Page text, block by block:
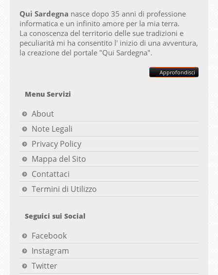
Qui Sardegna nasce dopo 35 anni di professione
informatica e un infinito amore per la mia terra.
La conoscenza del territorio delle sue tradizioni e
peculiarità mi ha consentito l' inizio di una avventura,
la creazione del portale "Qui Sardegna".
Approfondisci
Menu Servizi
About
Note Legali
Privacy Policy
Mappa del Sito
Contattaci
Termini di Utilizzo
Seguici sui Social
Facebook
Instagram
Twitter